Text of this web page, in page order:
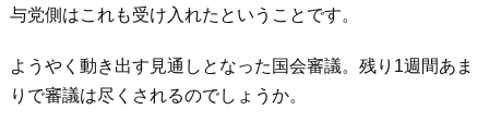
与党側はこれも受け入れたということです。
ようやく動き出す見通しとなった国会審議。残り1週間あま
りで審議は尽くされるのでしょうか。